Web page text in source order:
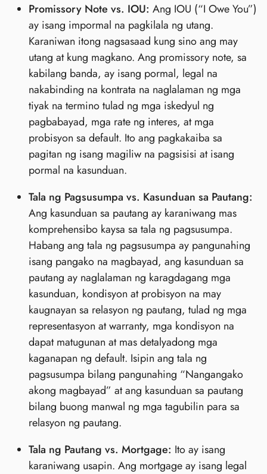
Promissory Note vs. IOU: Ang IOU (“I Owe You”)
ay isang impormal na pagkilala ng utang.
Karaniwan itong nagsasaad kung sino ang may
utang at kung magkano. Ang promissory note, sa
kabilang banda, ay isang pormal, legal na
nakabinding na kontrata na naglalaman ng mga
tiyak na termino tulad ng mga iskedyul ng
pagbabayad, mga rate ng interes, at mga
probisyon sa default. Ito ang pagkakaiba sa
pagitan ng isang magiliw na pagsisisi at isang
pormal na kasunduan.
Tala ng Pagsusumpa vs. Kasunduan sa Pautang:
Ang kasunduan sa pautang ay karaniwang mas
komprehensibo kaysa sa tala ng pagsusumpa.
Habang ang tala ng pagsusumpa ay pangunahing
isang pangako na magbayad, ang kasunduan sa
pautang ay naglalaman ng karagdagang mga
kasunduan, kondisyon at probisyon na may
kaugnayan sa relasyon ng pautang, tulad ng mga
representasyon at warranty, mga kondisyon na
dapat matugunan at mas detalyadong mga
kaganapan ng default. Isipin ang tala ng
pagsusumpa bilang pangunahing “Nangangako
akong magbayad” at ang kasunduan sa pautang
bilang buong manwal ng mga tagubilin para sa
relasyon ng pautang.
Tala ng Pautang vs. Mortgage: Ito ay isang
karaniwang usapin. Ang mortgage ay isang legal